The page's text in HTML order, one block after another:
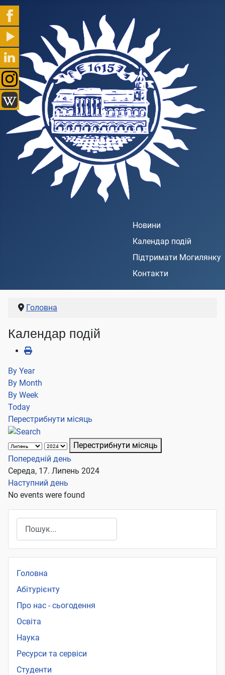
Новини
Календар подій
Підтримати Могилянку
Контакти
Головна
Календар подій
By Year
By Month
By Week
Today
Перестрибнути місяць
Перестрибнути місяць
Попередній день
Середа, 17. Липень 2024
Наступний день
No events were found
Головна
Абітурієнту
Про нас - сьогодення
Освіта
Наука
Ресурси та сервіси
Студенти